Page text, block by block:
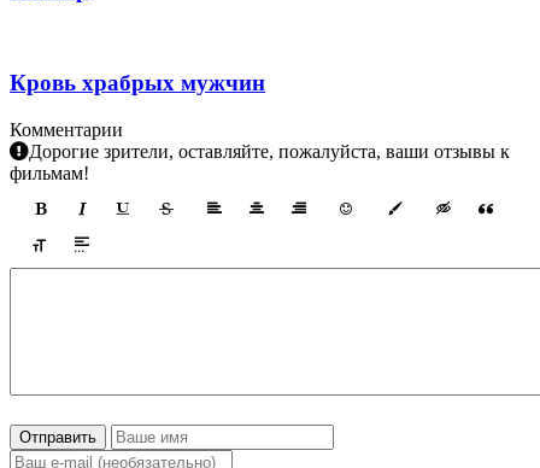
Кровь храбрых мужчин
Комментарии
Дорогие зрители, оставляйте, пожалуйста, ваши отзывы к
фильмам!
Отправить